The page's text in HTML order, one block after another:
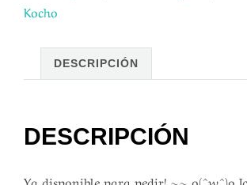
Kocho
DESCRIPCIÓN
DESCRIPCIÓN
Ya disponible para pedir! ~~ o(^w^)o